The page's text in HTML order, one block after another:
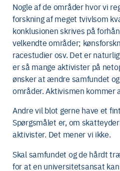
Nogle af de områder hvor vi
forskning af meget tvivlsom
konklusionen skrives på
velkendte områder;
racestudier osv. Det er
er så mange aktivister på
ønsker at ændre samfundet
områder. Aktivismen kommer
Andre vil blot gerne have et
Spørgsmålet er, om
aktivister. Det mener vi ikke.
Skal samfundet og de hårdt
for at en universitetsansat